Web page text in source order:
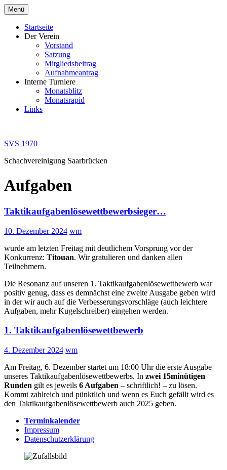
Zum
Inhalt
springen
Menü
Startseite
Der Verein
Vorstand
Satzung
Mitgliedsbeitrag
Aufnahmeantrag
Interne Turniere
Monatsblitz
Monatsrapid
Links
SVS 1970
Schachvereinigung Saarbrücken
Aufgaben
Taktikaufgabenlösewettbewerbsieger…
10. Dezember 2024 wm
wurde am letzten Freitag mit deutlichem Vorsprung vor der
Konkurrenz: Titouan. Wir gratulieren und danken allen
Teilnehmern.
Die Resonanz auf unseren 1. Taktikaufgabenlösewettbewerb war
positiv genug, dass es demnächst eine zweite Ausgabe geben wird
in der wir auch auf die Verbesserungsvorschläge (auch leichtere
Aufgaben, mehr Kugelschreiber) eingehen werden.
1. Taktikaufgabenlösewettbewerb
4. Dezember 2024 wm
Am Freitag, 6. Dezember startet um 18:00 Uhr die erste Ausgabe
unseres Taktikaufgabenlösewettbewerbs. In zwei 15minütigen
Runden gilt es jeweils 6 Aufgaben – schriftlich! – zu lösen.
Kommt zahlreich und pünktlich und wenn es Euch gefällt wird es
den Taktikaufgabenlösewettbewerb auch 2025 geben.
Terminkalender
Impressum
Datenschutzerklärung